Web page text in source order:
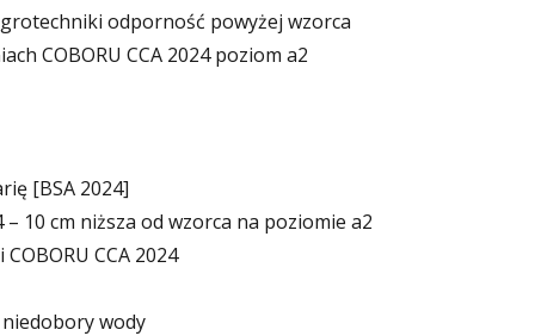
odporność powyżej wzorca
COBORU CCA 2024 poziom a2
[BSA 2024]
10 cm niższa od wzorca na poziomie a2
CCA 2024
wody